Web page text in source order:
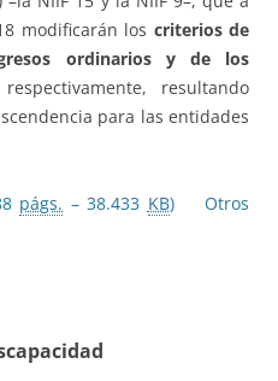
modificarán los criterios de
ordinarios y de los
resultando
para las entidades
págs. – 38.433 KB)
Otros